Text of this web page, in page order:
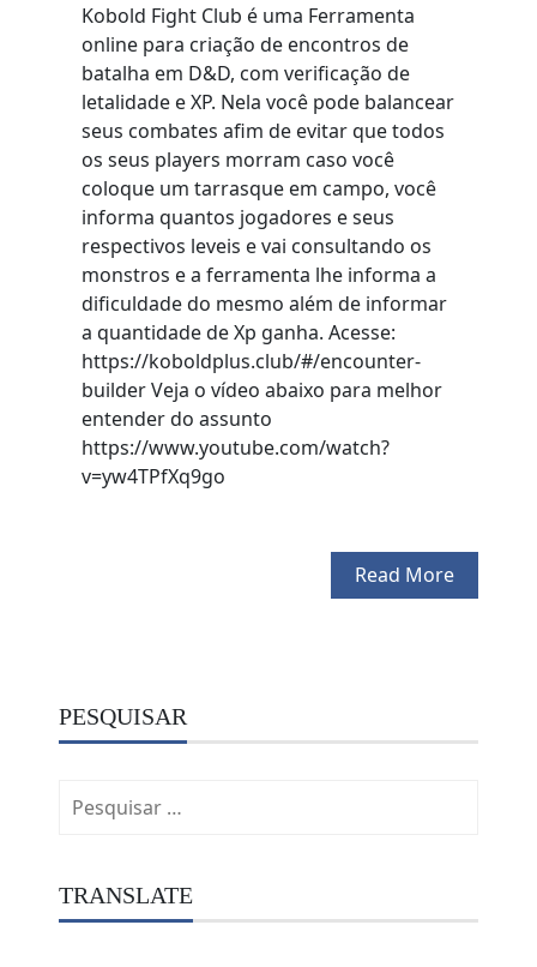
Kobold Fight Club é uma Ferramenta
online para criação de encontros de
batalha em D&D, com verificação de
letalidade e XP. Nela você pode balancear
seus combates afim de evitar que todos
os seus players morram caso você
coloque um tarrasque em campo, você
informa quantos jogadores e seus
respectivos leveis e vai consultando os
monstros e a ferramenta lhe informa a
dificuldade do mesmo além de informar
a quantidade de Xp ganha. Acesse:
https://koboldplus.club/#/encounter-
builder Veja o vídeo abaixo para melhor
entender do assunto
https://www.youtube.com/watch?
v=yw4TPfXq9go
Read More
PESQUISAR
por:
TRANSLATE